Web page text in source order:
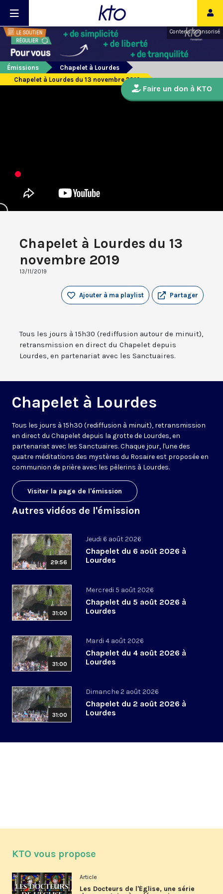
Contenu sponsorisé
Émissions
Chapelet à Lourdes
Chapelet à Lourdes du 13 novembre 2019
Chapelet à Lourdes du 13
novembre 2019
13/11/2019
Partager
Ajouter à ma playlist
Tous les jours à 15h30 (rediffusion autour de minuit),
retransmission en direct du Chapelet depuis
Lourdes, en partenariat avec les Sanctuaires.
Chapelet à Lourdes
Tous les jours à 15h30 (rediffusion à minuit), retransmission
en direct du Chapelet depuis la grotte de Lourdes, en
partenariat avec les Sanctuaires. Chaque jour, l'une des
quatre méditations des mystères du Rosaire est proposée en
communion de prière avec les pèlerins à Lourdes.
Visiter la page de l'émission
Autres vidéos de l'émission
29:56
Jeudi 6 août 2026
Chapelet du 6 août 2026 à
Lourdes
31:00
Mercredi 5 août 2026
Chapelet du 5 août 2026 à
Lourdes
31:00
Mardi 4 août 2026
Chapelet du 4 août 2026 à
Lourdes
31:00
Dimanche 2 août 2026
Chapelet du 2 août 2026 à
Lourdes
Faire un don à KTO
KTO vous propose
Article
Les Docteurs de l'Église, une série